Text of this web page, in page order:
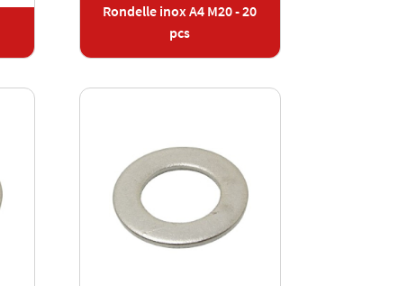
Rondelle inox A4 M20 - 20
pcs